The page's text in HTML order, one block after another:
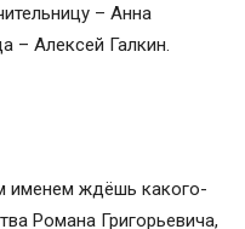
– Анна
– Алексей Галкин.
именем ждёшь какого-
Романа Григорьевича,